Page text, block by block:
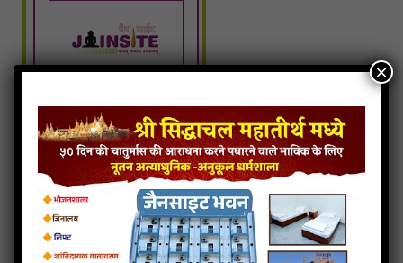
AJRAMER S. JAIN
S.SANGH
×